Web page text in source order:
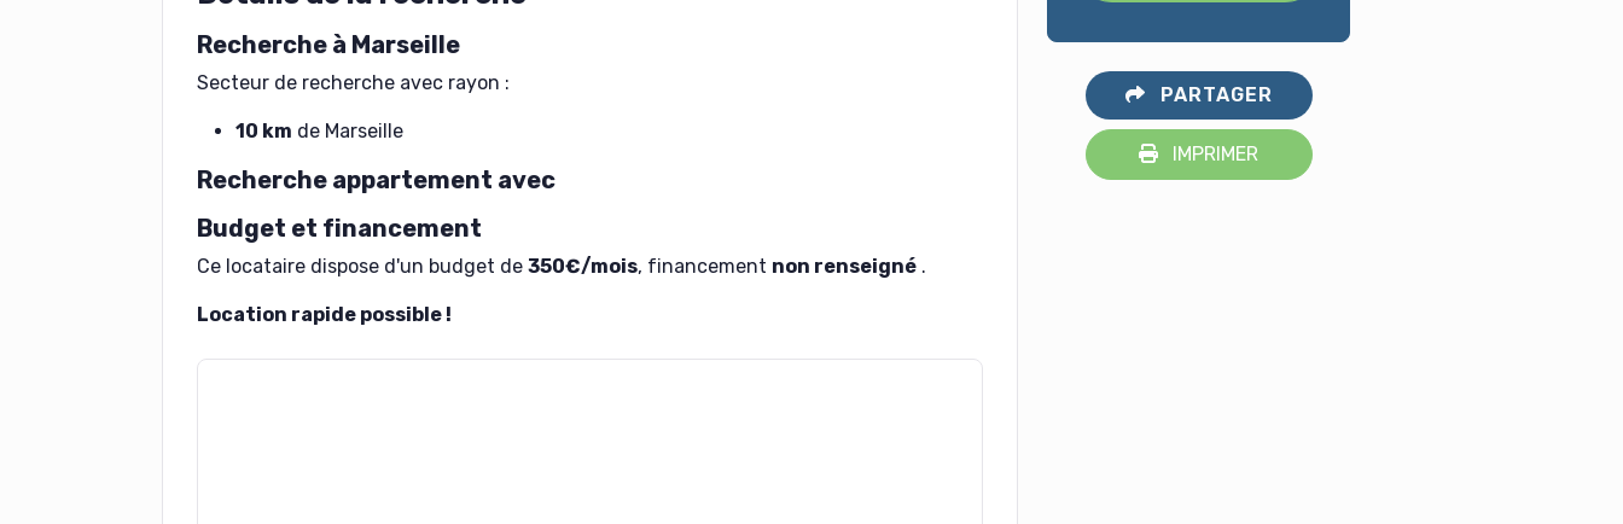
Recherche à Marseille
Secteur de recherche avec rayon :
10 km de Marseille
Recherche appartement avec
Budget et financement
Ce locataire dispose d'un budget de 350€/mois, financement non renseigné .
Location rapide possible !
PARTAGER
IMPRIMER